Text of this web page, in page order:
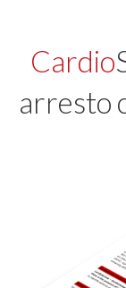
Cardio
arresto